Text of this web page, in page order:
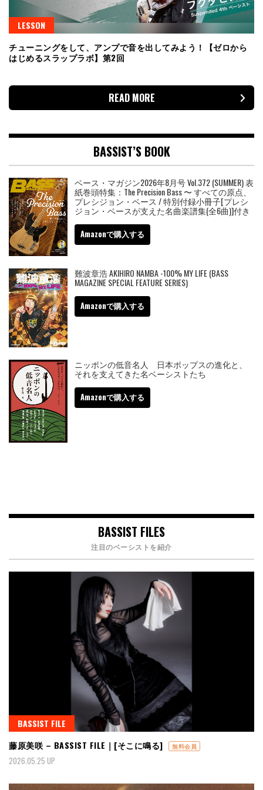
LESSON
チューニングをして、アンプで音を出してみよう！【ゼロから
はじめるスラップラボ】第2回
READ MORE
BASSIST’S BOOK
ベース・マガジン2026年8月号 Vol.372 (SUMMER) 表
紙巻頭特集：The Precision Bass 〜 すべての原点、
プレシジョン・ベース / 特別付録小冊子[プレシ
ジョン・ベースが支えた名曲楽譜集(全6曲)]付き
Amazonで購入する
難波章浩 AKIHIRO NAMBA -100% MY LIFE (BASS
MAGAZINE SPECIAL FEATURE SERIES)
Amazonで購入する
ニッポンの低音名人 日本ポップスの進化と、
それを支えてきた名ベーシストたち
Amazonで購入する
BASSIST FILES
注目のベーシストを紹介
BASSIST FILE
藤原美咲 – BASSIST FILE｜[そこに鳴る]
無料会員
2026.05.25 UP